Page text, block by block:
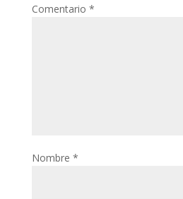
Comentario *
Nombre *